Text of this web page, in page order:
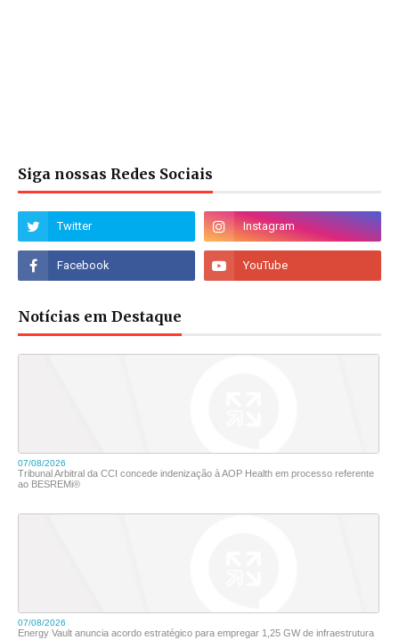
Siga nossas Redes Sociais
Notícias em Destaque